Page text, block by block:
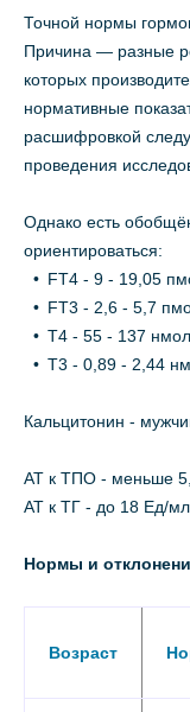
Точной нормы
Причина — разные
которых
нормативные
расшифровкой
проведения
Однако есть
ориентироваться:
FT4 - 9 - 19,05
FT3 - 2,6 - 5,7
T4 - 55 - 137
T3 - 0,89 - 2,44
Кальцитонин -
АТ к ТПО - меньше
АТ к ТГ - до 18 Ед/
Нормы и
Возраст